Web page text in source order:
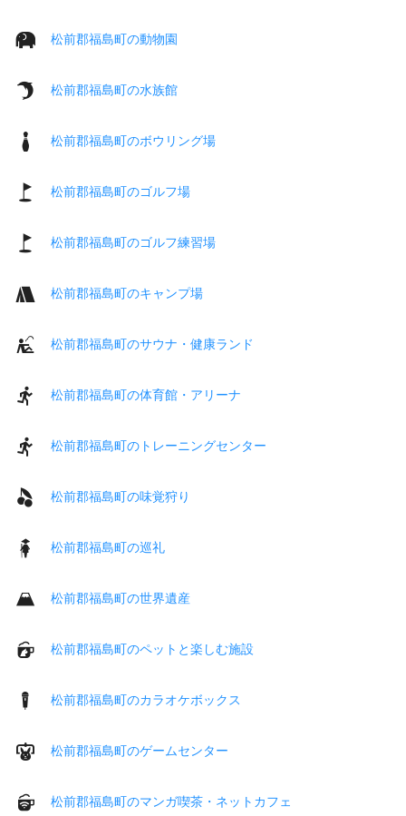
松前郡福島町の動物園
松前郡福島町の水族館
松前郡福島町のボウリング場
松前郡福島町のゴルフ場
松前郡福島町のゴルフ練習場
松前郡福島町のキャンプ場
松前郡福島町のサウナ・健康ランド
松前郡福島町の体育館・アリーナ
松前郡福島町のトレーニングセンター
松前郡福島町の味覚狩り
松前郡福島町の巡礼
松前郡福島町の世界遺産
松前郡福島町のペットと楽しむ施設
松前郡福島町のカラオケボックス
松前郡福島町のゲームセンター
松前郡福島町のマンガ喫茶・ネットカフェ